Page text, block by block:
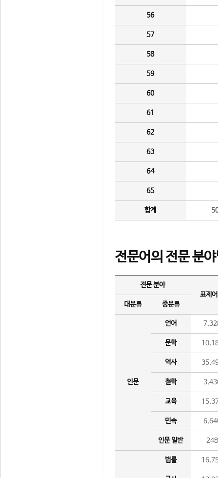
56
57
58
59
60
61
62
63
64
65
합계
전문어의 전문 분
전문 분야
표제
대분류
중분류
인문
언어
문학
역사
철학
교육
민속
인문 일반 248
법률